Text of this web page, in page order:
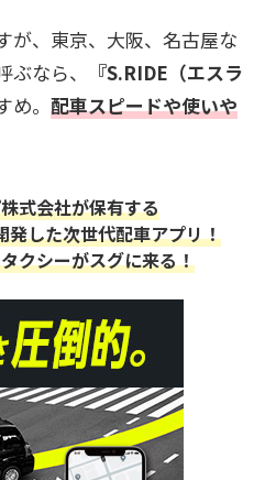
が、東京、大阪、名古屋な
なら、
『S.RIDE（エスラ
。 配車スピードや使いや
式会社が保有する
した次世代配車アプリ！
クシーがスグに来る！